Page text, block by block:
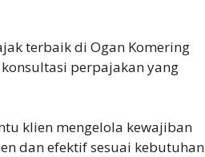
terbaik di Ogan Komering
perpajakan yang
klien mengelola kewajiban
dan efektif sesuai kebutuhan